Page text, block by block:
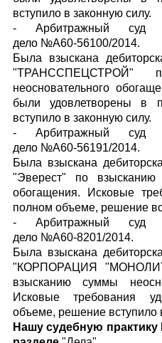
вступило в законную силу.
- Арбитражный суд
дело №А60-56100/2014.
Была взыскана
"ТРАНССПЕЦСТРОЙ"
неосновательного
были удовлетворены в
вступило в законную силу.
- Арбитражный суд
дело №А60-56191/2014.
Была взыскана
"Эверест" по взысканию
обогащения. Исковые
полном объеме, решение
- Арбитражный суд
дело №А60-8201/2014.
Была взыскана
"КОРПОРАЦИЯ
взысканию суммы
Исковые требования
объеме, решение вступило
Нашу судебную